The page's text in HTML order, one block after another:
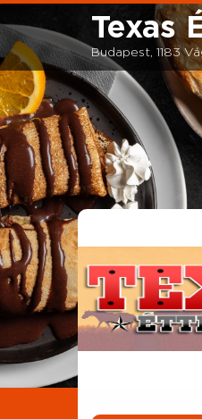
Texas
Budapest, 1183